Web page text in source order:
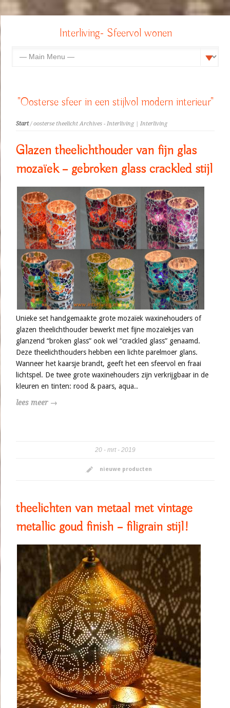
Interliving- Sfeervol wonen
"Oosterse sfeer in een stijlvol modern interieur"
Start/ oosterse theelicht Archives - Interliving | Interliving
Glazen theelichthouder van fijn glas
mozaïek – gebroken glass crackled stijl
Unieke set handgemaakte grote mozaïek waxinehouders of
glazen theelichthouder bewerkt met fijne mozaïekjes van
glanzend “broken glass” ook wel “crackled glass” genaamd.
Deze theelichthouders hebben een lichte parelmoer glans.
Wanneer het kaarsje brandt, geeft het een sfeervol en fraai
lichtspel. De twee grote waxinehouders zijn verkrijgbaar in de
kleuren en tinten: rood & paars, aqua..
lees meer →
20 mrt 2019
nieuwe producten
theelichten van metaal met vintage
metallic goud finish – filigrain stijl!